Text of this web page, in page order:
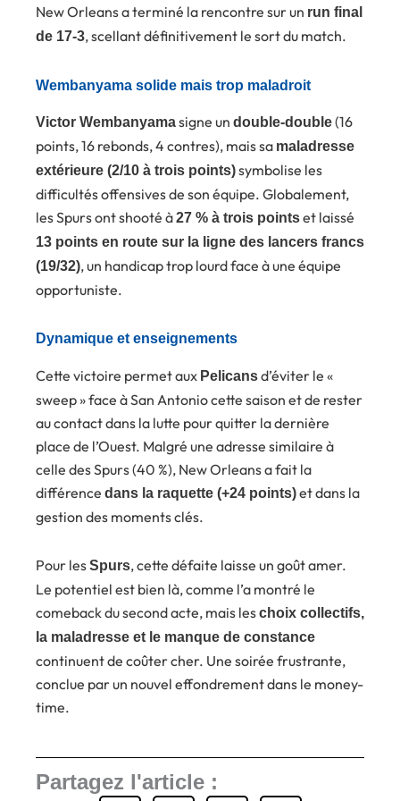
New Orleans a terminé la rencontre sur un run final
de 17-3, scellant définitivement le sort du match.
Wembanyama solide mais trop maladroit
Victor Wembanyamasigne un double-double(16
points, 16 rebonds, 4 contres), mais sa maladresse
extérieure (2/10 à trois points)symbolise les
difficultés offensives de son équipe. Globalement,
les Spurs ont shooté à27 % à trois pointset laissé
13 points en route sur la ligne des lancers francs
(19/32), un handicap trop lourd face à une équipe
opportuniste.
Dynamique et enseignements
Cette victoire permet aux Pelicansd’éviter le «
sweep » face à San Antonio cette saison et de rester
au contact dans la lutte pour quitter la dernière
place de l’Ouest. Malgré une adresse similaire à
celle des Spurs (40 %), New Orleans a fait la
différence dans la raquette (+24 points)et dans la
gestion des moments clés.
Pour lesSpurs, cette défaite laisse un goût amer.
Le potentiel est bien là, comme l’a montré le
comeback du second acte, mais leschoix collectifs,
la maladresse et le manque de constance
continuent de coûter cher. Une soirée frustrante,
conclue par un nouvel effondrement dans le money-
time.
Partagez l'article :